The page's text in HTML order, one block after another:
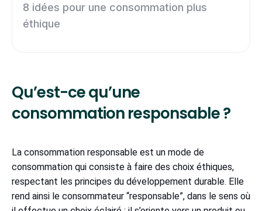
8 idées pour une consommation plus
éthique
Qu’est-ce qu’une
consommation responsable ?
La consommation responsable est un mode de
consommation qui consiste à faire des choix éthiques,
respectant les principes du développement durable. Elle
rend ainsi le consommateur “responsable”, dans le sens où